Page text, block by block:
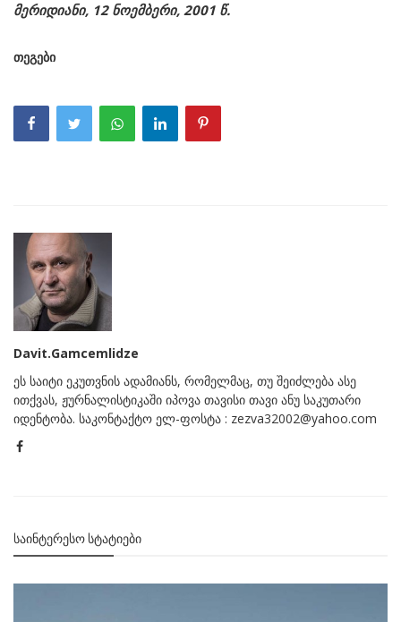
მერიდიანი, 12 ნოემბერი, 2001 წ.
თეგები
Davit.Gamcemlidze
ეს საიტი ეკუთვნის ადამიანს, რომელმაც, თუ შეიძლება ასე
ითქვას, ჟურნალისტიკაში იპოვა თავისი თავი ანუ საკუთარი
იდენტობა. საკონტაქტო ელ-ფოსტა : zezva32002@yahoo.com
ᲡᲐᲘᲜᲢᲔᲠᲔᲡᲝ ᲡᲢᲐᲢᲘᲔᲑᲘ